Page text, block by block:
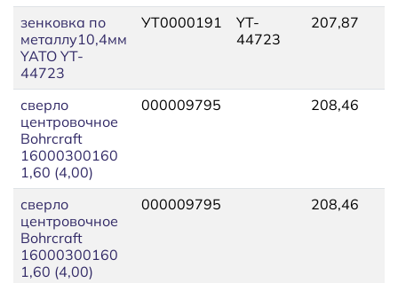
зенковка по
металлу10,4мм
YATO YT-
44723
УТ0000191
YT-
44723
207,87
сверло
центровочное
Bohrcraft
16000300160
1,60 (4,00)
000009795 208,46
сверло
центровочное
Bohrcraft
16000300160
1,60 (4,00)
000009795 208,46